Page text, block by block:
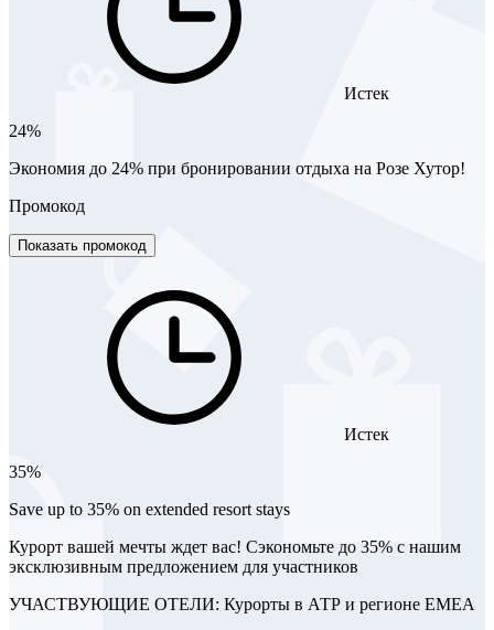
Истек
24%
Экономия до 24% при бронировании отдыха на Розе Хутор!
Промокод
Показать промокод
Истек
35%
Save up to 35% on extended resort stays
Курорт вашей мечты ждет вас! Сэкономьте до 35% с нашим
эксклюзивным предложением для участников
УЧАСТВУЮЩИЕ ОТЕЛИ: Курорты в АТР и регионе EMEA